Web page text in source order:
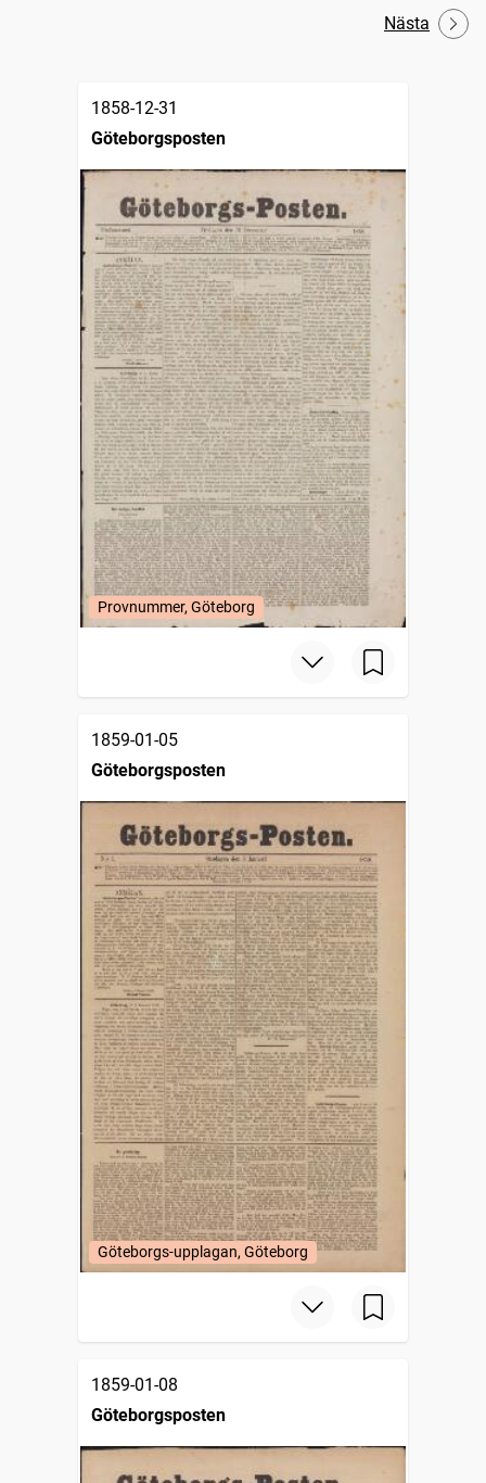
Nästa
1858-12-31
Göteborgsposten
Provnummer, Göteborg
1859-01-05
Göteborgsposten
Göteborgs-upplagan, Göteborg
1859-01-08
Göteborgsposten